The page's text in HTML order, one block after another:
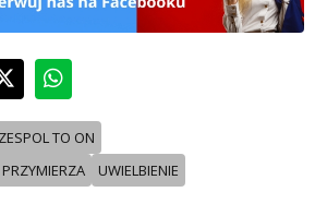
ZESPOL TO ON
UWIELBIENIE